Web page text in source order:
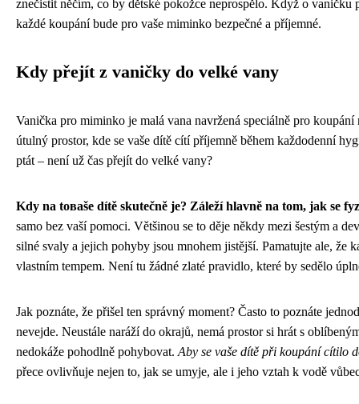
znečistit něčím, co by dětské pokožce neprospělo. Když o vaničku
každé koupání bude pro vaše miminko bezpečné a příjemné.
Kdy přejít z vaničky do velké vany
Vanička pro miminko je malá vana navržená speciálně pro
útulný prostor, kde se vaše dítě cítí příjemně během každodenní
ptát – není už čas přejít do velké vany?
Kdy na toваše dítě skutečně je? Záleží hlavně na tom, jak se
samo bez vaší pomoci. Většinou se to děje někdy mezi šestým a
silné svaly a jejich pohyby jsou mnohem jistější. Pamatujte ale, že
vlastním tempem. Není tu žádné zlaté pravidlo, které by sedělo
Jak poznáte, že přišel ten správný moment? Často to poznáte
nevejde. Neustále naráží do okrajů, nemá prostor si hrát s
nedokáže pohodlně pohybovat. Aby se vaše dítě při koupání cítilo
přece ovlivňuje nejen to, jak se umyje, ale i jeho vztah k vodě